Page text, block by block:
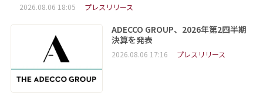
2026.08.06 18:05 プレスリリース
ADECCO GROUP、2026年第2四半期
決算を発表
2026.08.06 17:16 プレスリリース